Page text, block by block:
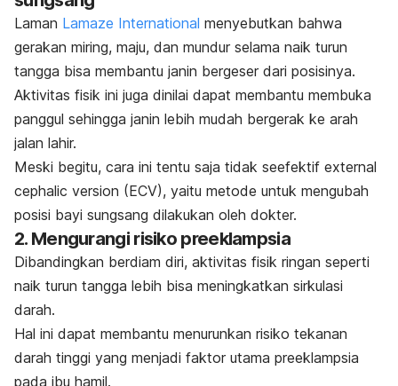
Laman Lamaze International menyebutkan bahwa
gerakan miring, maju, dan mundur selama naik turun
tangga bisa membantu janin bergeser dari posisinya.
Aktivitas fisik ini juga dinilai dapat membantu membuka
panggul sehingga janin lebih mudah bergerak ke arah
jalan lahir.
Meski begitu, cara ini tentu saja tidak seefektif external
cephalic version (ECV), yaitu metode untuk mengubah
posisi bayi sungsang dilakukan oleh dokter.
2. Mengurangi risiko preeklampsia
Dibandingkan berdiam diri, aktivitas fisik ringan seperti
naik turun tangga lebih bisa meningkatkan sirkulasi
darah.
Hal ini dapat membantu menurunkan risiko tekanan
darah tinggi yang menjadi faktor utama preeklampsia
pada ibu hamil.